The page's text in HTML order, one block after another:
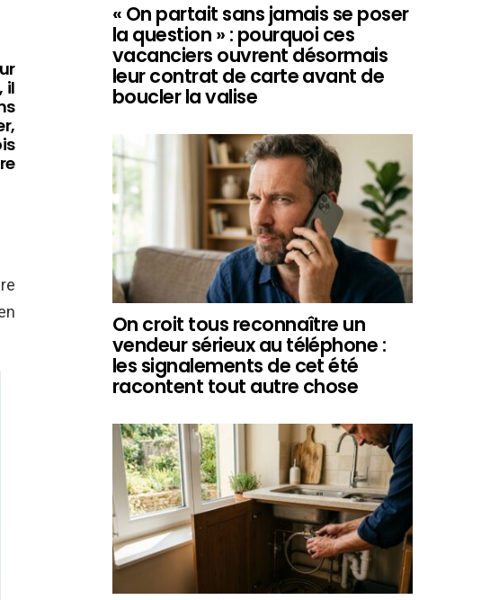
il
« On partait sans jamais se poser
la question » : pourquoi ces
vacanciers ouvrent désormais
leur contrat de carte avant de
boucler la valise
On croit tous reconnaître un
vendeur sérieux au téléphone :
les signalements de cet été
racontent tout autre chose